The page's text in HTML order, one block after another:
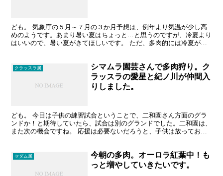
ども。 気象庁の５月～７月の３か月予想は、例年より気温が少し高
めのようです。あまり暑い夏はちょっと…と思うのですが、冷夏より
はいいので、暑い夏がきてほしいです。 ただ、多肉的には冷夏がい
クラッスラ属
シマムラ園芸さんで多肉狩り。ク
ラッスラの愛星と紀ノ川が仲間入
りしました。
ども。 今日は子供の練習試合ということで、二和園さん方面のグラ
ンドか！と期待していたら、試合は別のグランドでした。二和園は、
また次の機会ですね。 応援は必要ないだろうと、子供は放っておい
セダム属
今朝の多肉。オーロラ紅葉中！も
っと増やしていきたいです。